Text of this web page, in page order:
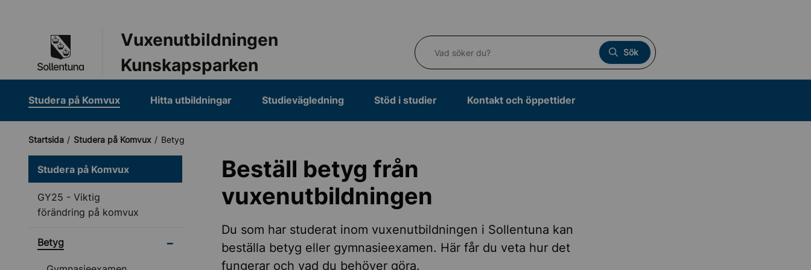
Vuxenutbildningen
Kunskapsparken
Vad söker du?
Sök
Studera på Komvux Hitta utbildningar Studievägledning Stöd i studier Kontakt och öppettider
Startsida Studera på Komvux Betyg
Studera på Komvux
GY25 - Viktig
förändring på komvux
Betyg Undermeny för Betyg
Beställ betyg från
vuxenutbildningen
Du som har studerat inom vuxenutbildningen i Sollentuna kan
beställa betyg eller gymnasieexamen. Här får du veta hur det
fungerar och vad du behöver göra.